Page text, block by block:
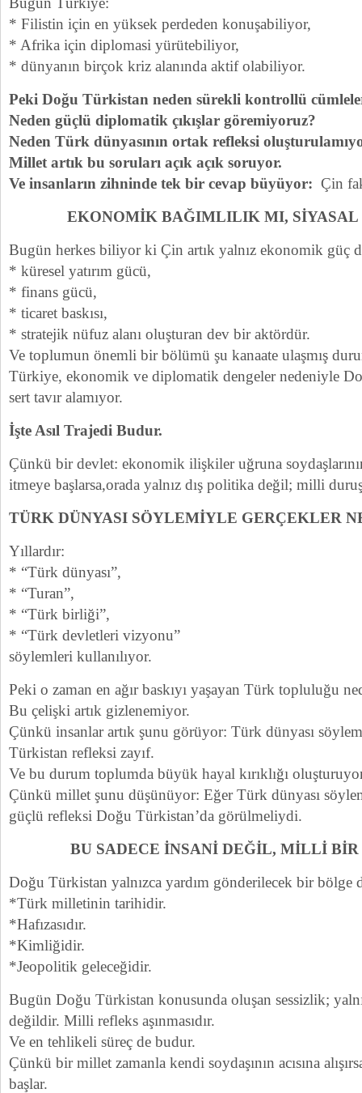
* Filistin için en yüksek perdeden konuşabiliyor,
* Afrika için diplomasi yürütebiliyor,
* dünyanın birçok kriz alanında aktif olabiliyor.
Peki Doğu Türkistan neden sürekli kontrollü
Neden güçlü diplomatik çıkışlar göremiyoruz?
Neden Türk dünyasının ortak refleksi
Millet artık bu soruları açık açık soruyor.
Ve insanların zihninde tek bir cevap büyüyor: Çin
EKONOMİK BAĞIMLILIK MI, SİYASAL
Bugün herkes biliyor ki Çin artık yalnız ekonomik güç
* küresel yatırım gücü,
* finans gücü,
* ticaret baskısı,
* stratejik nüfuz alanı oluşturan dev bir aktördür.
Ve toplumun önemli bir bölümü şu kanaate ulaşmış
Türkiye, ekonomik ve diplomatik dengeler nedeniyle
sert tavır alamıyor.
İşte Asıl Trajedi Budur.
Çünkü bir devlet: ekonomik ilişkiler uğruna
itmeye başlarsa,orada yalnız dış politika değil; milli
TÜRK DÜNYASI SÖYLEMİYLE GERÇEKLER
Yıllardır:
* “Türk dünyası”,
* “Turan”,
* “Türk birliği”,
* “Türk devletleri vizyonu”
söylemleri kullanılıyor.
Peki o zaman en ağır baskıyı yaşayan Türk topluluğu
Bu çelişki artık gizlenemiyor.
Çünkü insanlar artık şunu görüyor: Türk dünyası
Türkistan refleksi zayıf.
Ve bu durum toplumda büyük hayal kırıklığı
Çünkü millet şunu düşünüyor: Eğer Türk dünyası
güçlü refleksi Doğu Türkistan’da görülmeliydi.
BU SADECE İNSANİ DEĞİL, MİLLİ
Doğu Türkistan yalnızca yardım gönderilecek bir bölge
*Türk milletinin tarihidir.
*Hafızasıdır.
*Kimliğidir.
*Jeopolitik geleceğidir.
Bugün Doğu Türkistan konusunda oluşan sessizlik;
değildir. Milli refleks aşınmasıdır.
Ve en tehlikeli süreç de budur.
Çünkü bir millet zamanla kendi soydaşının acısına
başlar.